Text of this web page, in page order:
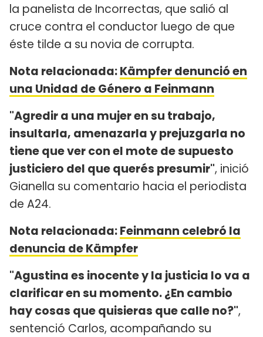
la panelista de Incorrectas, que salió al
cruce contra el conductor luego de que
éste tilde a su novia de corrupta.
Nota relacionada:Kämpfer denunció en
una Unidad de Género a Feinmann
"Agredir a una mujer en su trabajo,
insultarla, amenazarla y prejuzgarla no
tiene que ver con el mote de supuesto
justiciero del que querés presumir", inició
Gianella su comentario hacia el periodista
de A24.
Nota relacionada:Feinmann celebró la
denuncia de Kämpfer
"Agustina es inocente y la justicia lo va a
clarificar en su momento. ¿En cambio
hay cosas que quisieras que calle no?",
sentenció Carlos, acompañando su